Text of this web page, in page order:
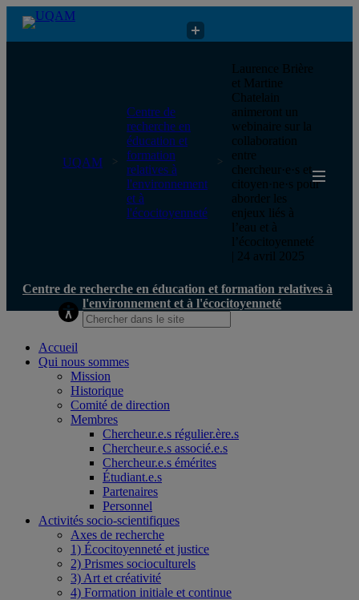
Centre de recherche en éducation et formation relatives à
UQAM
Centre de
recherche en
éducation et
formation
relatives à
l'environnement
et à
l'écocitoyenneté
Laurence Brière
et Martine
Chatelain
animeront un
webinaire sur la
collaboration
entre
chercheur·e·s et
citoyen·ne·s pour
aborder les
enjeux liés à
l’eau et à
l’écocitoyenneté
| 24 avril 2025
Centre de recherche en éducation et formation relatives à
l'environnement et à l'écocitoyenneté
Accueil
Qui nous sommes
Mission
Historique
Comité de direction
Membres
Chercheur.e.s régulier.ère.s
Chercheur.e.s associé.e.s
Chercheur.e.s émérites
Étudiant.e.s
Partenaires
Personnel
Activités socio-scientifiques
Axes de recherche
1) Écocitoyenneté et justice
2) Prismes socioculturels
3) Art et créativité
4) Formation initiale et continue